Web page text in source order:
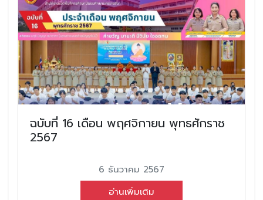
ฉบับที่ 16 เดือน พฤศจิกายน พุทธศักราช
2567
6 ธันวาคม 2567
อ่านเพิ่มเติม